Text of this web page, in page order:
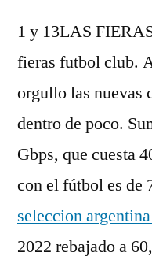
1 y 13LAS
fieras futbol club.
orgullo las nuevas
dentro de poco.
Gbps, que cuesta
con el fútbol es de
seleccion
2022 rebajado a